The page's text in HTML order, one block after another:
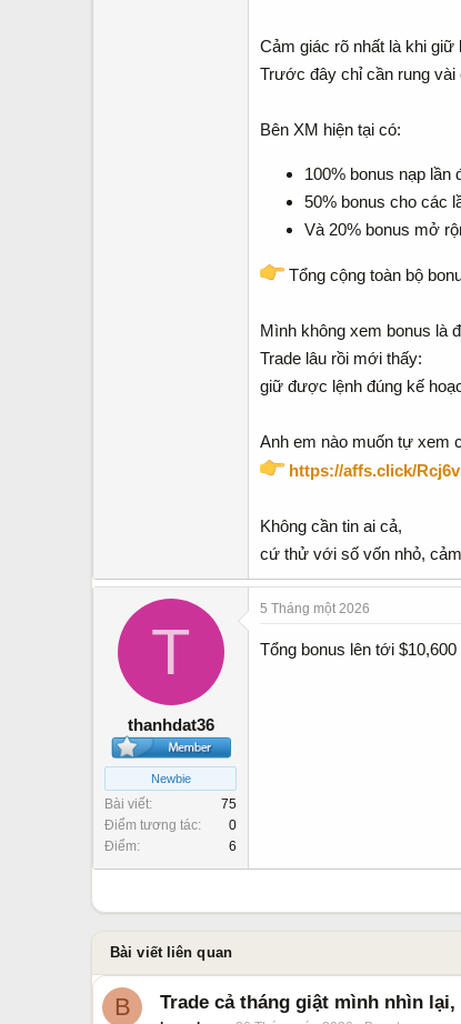
Cảm giác rõ nhất là khi giữ
Trước đây chỉ cần rung vài
Bên XM hiện tại có:
100% bonus nạp lần
50% bonus cho các
Và 20% bonus mở
Tổng cộng toàn bộ
Mình không xem bonus là
Trade lâu rồi mới thấy:
giữ được lệnh đúng kế
Anh em nào muốn tự xem
https://affs.click/Rcj6v
Không cần tin ai cả,
cứ thử với số vốn nhỏ,
T
thanhdat36
Newbie
Bài viết
75
Điểm tương tác
0
Điểm
6
5 Tháng một 2026
Tổng bonus lên tới
Bài viết liên quan
B Trade cả tháng giật mình nhìn